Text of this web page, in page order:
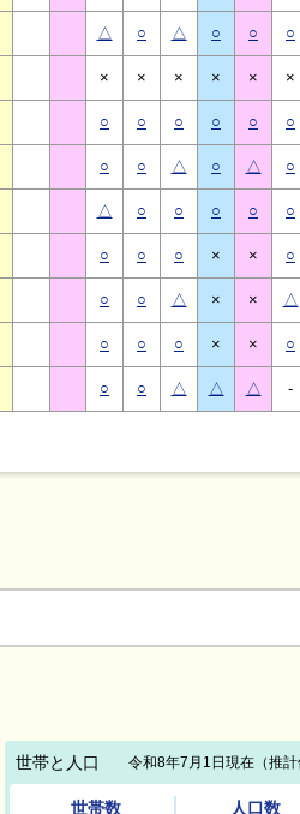
△ ○ △ ○ ○ ○
× × × × × ×
○ ○ ○ ○ ○ ○
○ ○ △ ○ △ ○
△ ○ ○ ○ ○ ○
○ ○ ○ × × ○
○ ○ △ × × △
○ ○ ○ × × ○
○ ○ △ △ △ -